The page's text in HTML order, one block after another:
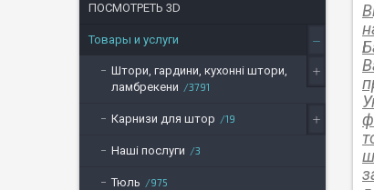
ПОСМОТРЕТЬ 3D
Товары и услуги
Штори, гардини, кухонні штори,
ламбрекени
3791
Карнизи для штор 19
Наші послуги 3
Тюль 975